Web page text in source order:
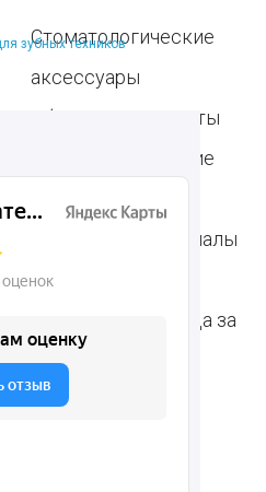
зубных техников
Стоматологические
аксессуары
Общие инструменты
Стоматологические
Расходные материалы
для стоматологии
Средства для ухода за
полостью рта
Зубным техникам